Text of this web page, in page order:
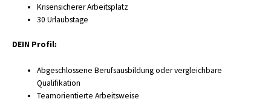
Krisensicherer Arbeitsplatz
30 Urlaubstage
DEIN Profil:
Abgeschlossene Berufsausbildung oder vergleichbare
Qualifikation
Teamorientierte Arbeitsweise